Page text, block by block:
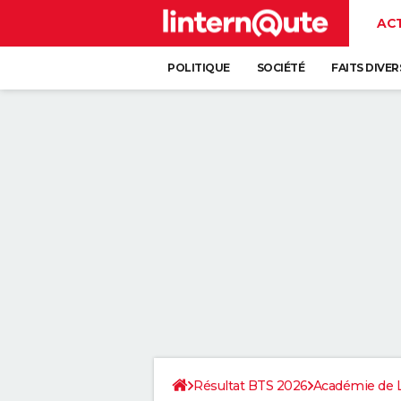
POLITIQUE SOCIÉTÉ FAITS
Résultat BTS 2026 Académie de